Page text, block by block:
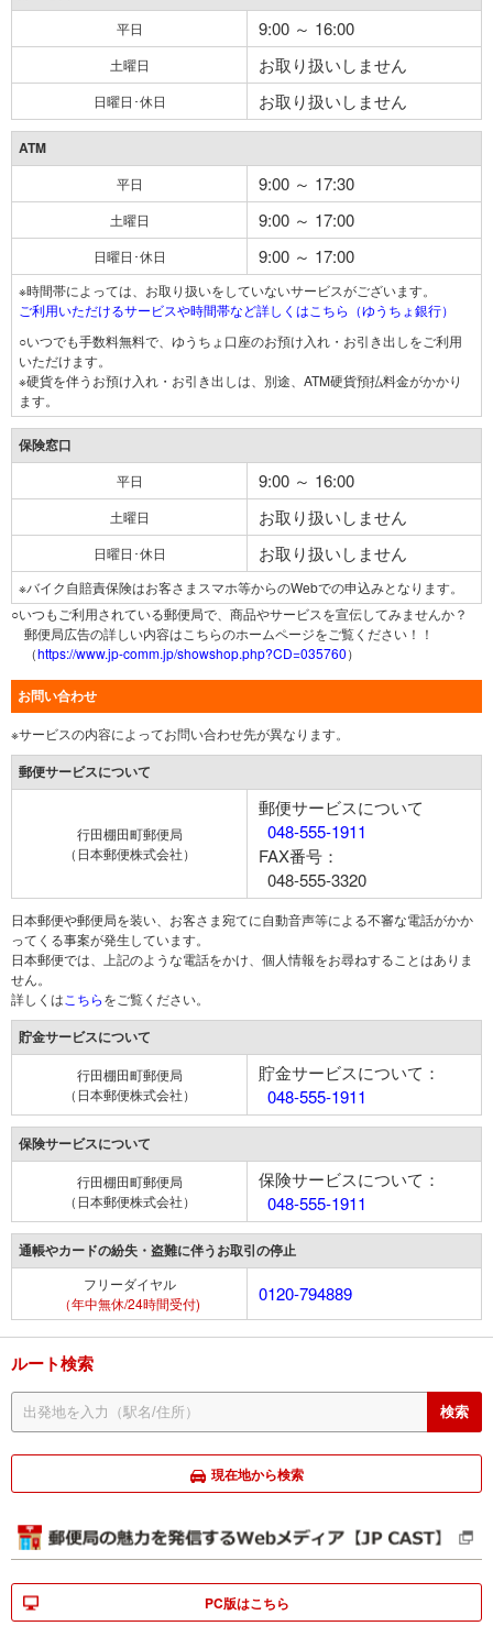
平日 9:00 ～ 16:00
土曜日 お取り扱いしません
日曜日･休日 お取り扱いしません
ATM
平日 9:00 ～ 17:30
土曜日 9:00 ～ 17:00
日曜日･休日 9:00 ～ 17:00
※時間帯によっては、お取り扱いをしていないサービスがございます。
ご利用いただけるサービスや時間帯など詳しくはこちら（ゆうちょ銀行）
○いつでも手数料無料で、ゆうちょ口座のお預け入れ・お引き出しをご利用
いただけます。
※硬貨を伴うお預け入れ・お引き出しは、別途、ATM硬貨預払料金がかかり
ます。
保険窓口
平日 9:00 ～ 16:00
土曜日 お取り扱いしません
日曜日･休日 お取り扱いしません
※バイク自賠責保険はお客さまスマホ等からのWebでの申込みとなります。
○いつもご利用されている郵便局で、商品やサービスを宣伝してみませんか？
郵便局広告の詳しい内容はこちらのホームページをご覧ください！！
（https://www.jp-comm.jp/showshop.php?CD=035760）
お問い合わせ
※サービスの内容によってお問い合わせ先が異なります。
郵便サービスについて
行田棚田町郵便局
（日本郵便株式会社）
郵便サービスについて
048-555-1911
FAX番号：
048-555-3320
日本郵便や郵便局を装い、お客さま宛てに自動音声等による不審な電話がかか
ってくる事案が発生しています。
日本郵便では、上記のような電話をかけ、個人情報をお尋ねすることはありま
せん。
詳しくは こちらをご覧ください。
貯金サービスについて
行田棚田町郵便局
（日本郵便株式会社）
貯金サービスについて：
048-555-1911
保険サービスについて
行田棚田町郵便局
（日本郵便株式会社）
保険サービスについて：
048-555-1911
通帳やカードの紛失・盗難に伴うお取引の停止
フリーダイヤル
（年中無休/24時間受付)
0120-794889
ルート検索
現在地から検索
PC版はこちら